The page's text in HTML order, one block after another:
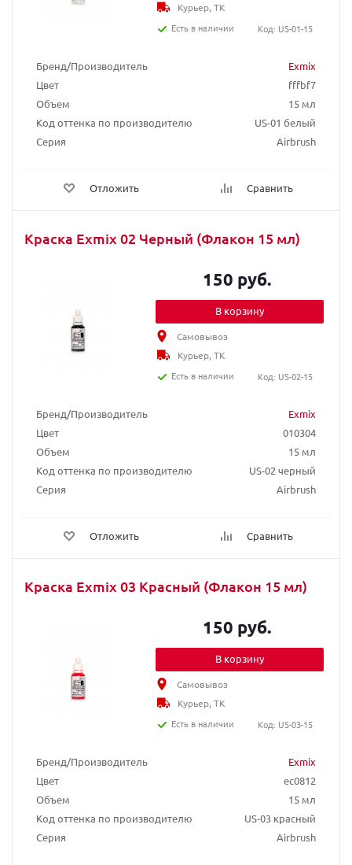
Бренд/Производитель
Exmix
Цвет
fffbf7
Объем
15 мл
Код оттенка по производителю
US-01 белый
Серия
Airbrush
Отложить Сравнить
Курьер, ТК
Есть в наличии
Код: US-01-15
Краска Exmix 02 Черный (Флакон 15 мл)
Бренд/Производитель
Exmix
Цвет
010304
Объем
15 мл
Код оттенка по производителю
US-02 черный
Серия
Airbrush
Отложить Сравнить
150 руб.
В корзину
Самовывоз
Курьер, ТК
Есть в наличии
Код: US-02-15
Краска Exmix 03 Красный (Флакон 15 мл)
Бренд/Производитель
Exmix
Цвет
ec0812
Объем
15 мл
Код оттенка по производителю
US-03 красный
Серия
Airbrush
150 руб.
В корзину
Самовывоз
Курьер, ТК
Есть в наличии
Код: US-03-15